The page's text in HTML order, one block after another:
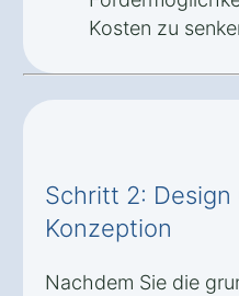
Kosten zu
Schritt 2: Design
Konzeption
Nachdem Sie die